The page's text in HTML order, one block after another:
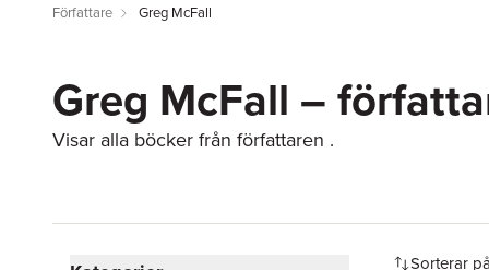
Författare Greg McFall
Greg McFall –
Visar alla böcker från författaren .
Sorterar